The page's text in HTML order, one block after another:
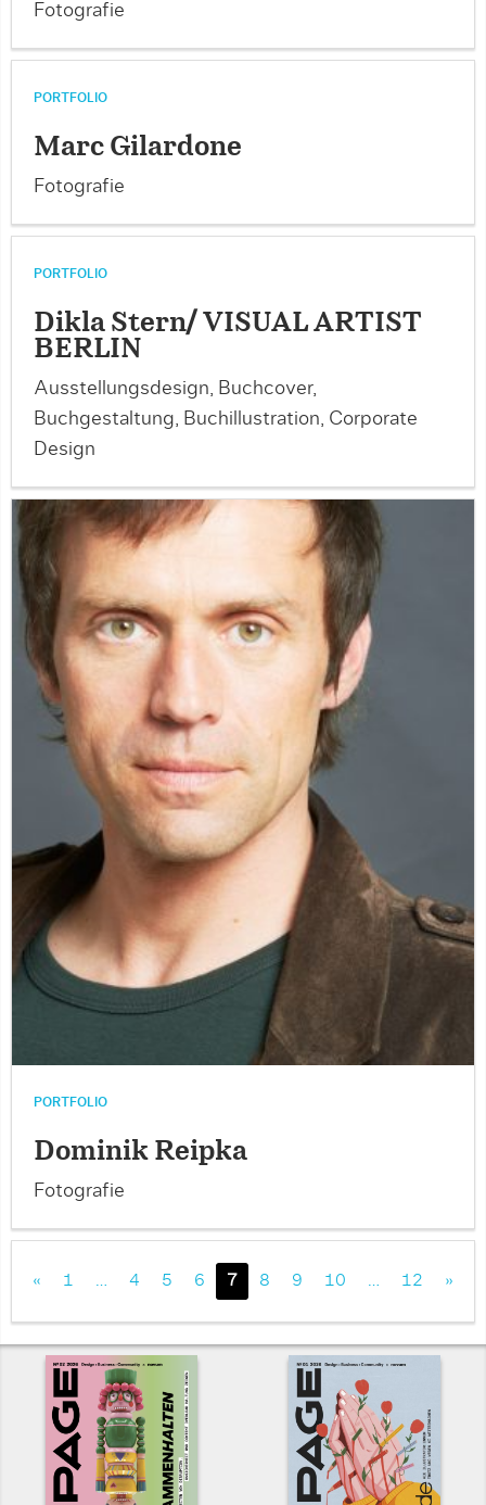
Fotografie
PORTFOLIO
Marc Gilardone
Fotografie
PORTFOLIO
Dikla Stern/ VISUAL ARTIST
BERLIN
Ausstellungsdesign, Buchcover,
Buchgestaltung, Buchillustration, Corporate
Design
PORTFOLIO
Dominik Reipka
Fotografie
« 1 … 4 5 6 7 8 9 10 … 12 »